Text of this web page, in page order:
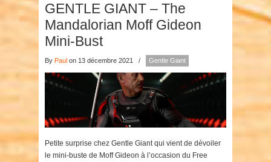
GENTLE GIANT – The
Mandalorian Moff Gideon
Mini-Bust
By Paul on 13 décembre 2021 / Gentle Giant
Petite surprise chez Gentle Giant qui vient de dévoiler
le mini-buste de Moff Gideon à l’occasion du Free